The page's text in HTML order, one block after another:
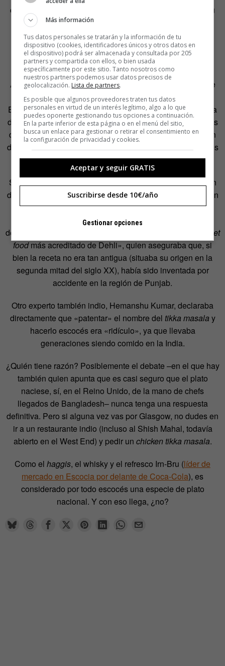
conocido como «pollo
de Glasgow», pero su
iniciativa fue un fracaso: la Cámara de los Comunes ni
siquiera debatió el tema.
La controversia
Aunque al final quedó en nada, la iniciativa de Sarwar fue
recogida en medios de comunicación de todo el mundo.
Enseguida llegaron las protestas: no todo el mundo estaba
de acuerdo. El diarioThe Telegraph recogía unas semanas
después del intento de lograr apoyo para la denominación
de origen la reacción de varios cocineros indios indignados
con la sugerencia.
Según, por ejemplo, el chef Zaeemuddin Ahmad, el origen
del pollo
tikka masalaestá en el Imperio mogol, es decir, en
el subcontinente indio, allá por los siglos XVI al XIX.
También contra la teoría escocesa estaba Rahul Verma,
definido por el periódico británico como el «experto en
street
foodmás acreditado de Dehli», quien aseguraba que, si
bien la receta no era tan antigua (situaba su origen en la
segunda mitad del siglo XX), había sido inventada por
accidente en la región de Punjab.
Otro experto también indio, Hemanshu Kumar, declaraba
directamente que «patentar» el nombre del tikka masala y
hacerlo escocés era «ridículo», ya que llevaba
generaciones siendo comido en la India.
¿Quién tiene razón? Posiblemente el debate –en el que hay
también quien apunta que es casi seguro que el plato
naciese, sí, en el Reino Unido, de la mano de chefs
llegados de Bangladesh– nunca tenga una respuesta
definitiva. Pero si alguna vez vas por Glasgow, no dudes en
ir a un restaurante indio (incluso al Shish Mahal, todavía
abierto en el West End) y pedir un chicken tikka masala.
Como el haggis, el whisky y el refresco Irn-Bru (líder de
mercado en Escocia por delante de Coca-Cola), es
considerado por todo escocés una especie de plato
nacional. Y con eso llega, ¿no?
Más información
Tus datos personales se tratarán y la información de tu
dispositivo (cookies, identificadores únicos y otros datos en
el dispositivo) podrá ser almacenada y consultada por 205
partners y compartida con ellos, o bien usada
específicamente por este sitio. Tanto nosotros como
nuestros partners podemos usar datos precisos de
geolocalización. Lista de partners.
Es posible que algunos proveedores traten tus datos
personales en virtud de un interés legítimo, algo a lo que
puedes oponerte gestionando tus opciones a continuación.
En la parte inferior de esta página o en el menú del sitio,
busca un enlace para gestionar o retirar el consentimiento en
la configuración de privacidad y cookies.
Aceptar y seguir GRATIS
Suscribirse desde 10€/año
Gestionar opciones